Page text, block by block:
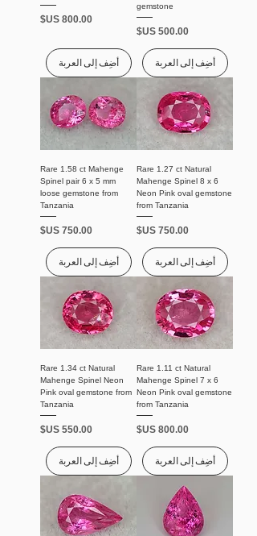
gemstone
السعر
أضِف إلى العربة
السعر
أضِف إلى العربة
Rare 1.27 ct Natural
Mahenge Spinel 8 x 6
Neon Pink oval gemstone
from Tanzania
السعر
أضِف إلى العربة
Rare 1.58 ct Mahenge
Spinel pair 6 x 5 mm
loose gemstone from
Tanzania
السعر
أضِف إلى العربة
Rare 1.11 ct Natural
Mahenge Spinel 7 x 6
Neon Pink oval gemstone
from Tanzania
السعر
أضِف إلى العربة
Rare 1.34 ct Natural
Mahenge Spinel Neon
Pink oval gemstone from
Tanzania
السعر
أضِف إلى العربة